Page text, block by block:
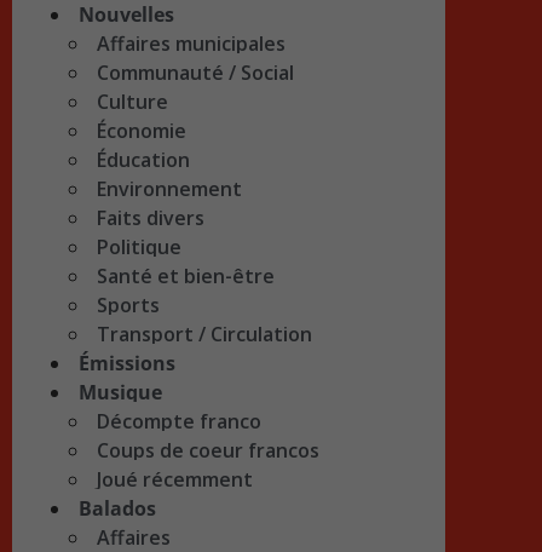
Nouvelles
Affaires municipales
Communauté / Social
Culture
Économie
Éducation
Environnement
Faits divers
Politique
Santé et bien-être
Sports
Transport / Circulation
Émissions
Musique
Décompte franco
Coups de coeur francos
Joué récemment
Balados
Affaires